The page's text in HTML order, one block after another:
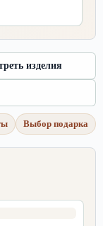
изделия
Выбор подарка